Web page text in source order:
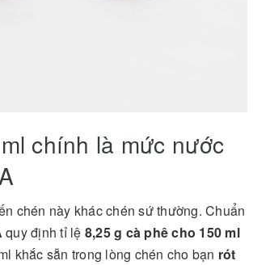
chính là mức nước
chén này khác chén sứ thường. Chuẩn
quy định tỉ lệ 8,25 g cà phê cho 150 ml
khắc sẵn trong lòng chén cho bạn rót